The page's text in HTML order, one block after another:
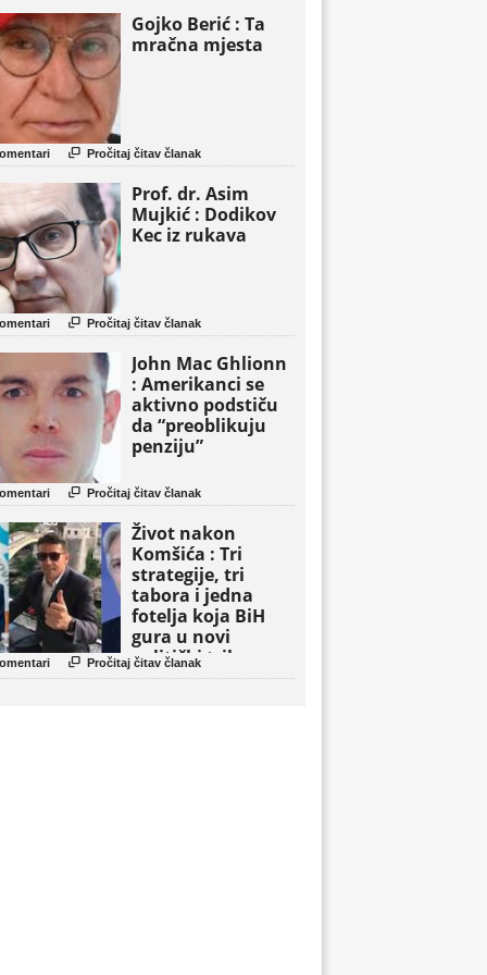
Gojko Berić : Ta
mračna mjesta
 Pročitaj čitav članak
Prof. dr. Asim
Mujkić : Dodikov
Kec iz rukava
 Pročitaj čitav članak
John Mac Ghlionn
: Amerikanci se
aktivno podstiču
da “preoblikuju
penziju”
 Pročitaj čitav članak
Život nakon
Komšića : Tri
strategije, tri
tabora i jedna
fotelja koja BiH
gura u novi
politički triler
 Pročitaj čitav članak